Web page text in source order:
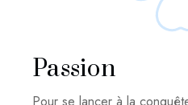
Passion